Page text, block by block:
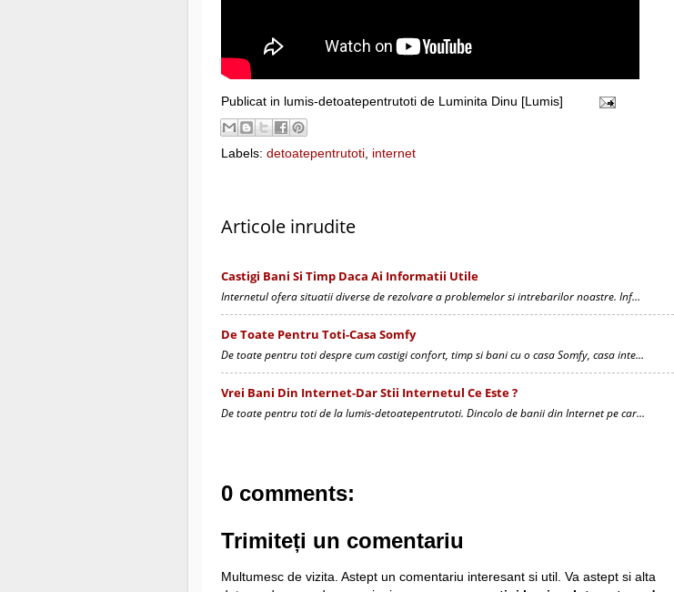
Publicat in lumis-detoatepentrutoti de Luminita Dinu [Lumis]
Labels: detoatepentrutoti internet
Articole inrudite
Castigi Bani Si Timp Daca Ai Informatii Utile
Internetul ofera situatii diverse de rezolvare a problemelor si intrebarilor noastre. Inf…
De Toate Pentru Toti-Casa Somfy
De toate pentru toti despre cum castigi confort, timp si bani cu o casa Somfy, casa inte…
Vrei Bani Din Internet-Dar Stii Internetul Ce Este ?
De toate pentru toti de la lumis-detoatepentrutoti. Dincolo de banii din Internet pe car…
0 comments:
Trimiteți un comentariu
Multumesc de vizita. Astept un comentariu interesant si util. Va astept si alta